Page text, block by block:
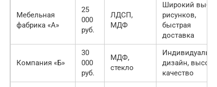
Мебельная
фабрика «А»
25
000
руб.
ЛДСП,
МДФ
Широкий
рисунков,
быстрая
доставка
Компания «Б»
30
000
руб.
МДФ,
стекло
дизайн,
качество